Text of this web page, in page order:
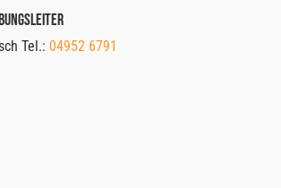
Tel.: 04952 6791